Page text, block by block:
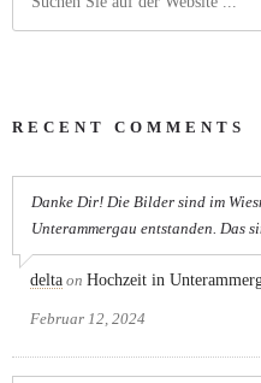
RECENT COMMENTS
Danke Dir! Die Bilder sind im
Unterammergau entstanden. Das
delta on Hochzeit in
Februar 12, 2024